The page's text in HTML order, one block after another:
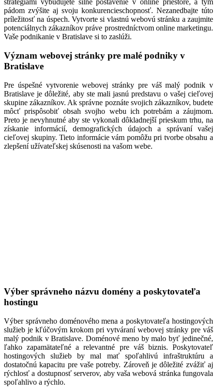
stratégiami vybudujete silné postavenie v online priestore, a tým
pádom zvýšite aj svoju konkurencieschopnosť. Nezanedbajte túto
príležitosť na úspech. Vytvorte si vlastnú webovú stránku a zaujmite
potenciálnych zákazníkov práve prostredníctvom online marketingu.
Vaše podnikanie v Bratislave si to zaslúži.
Význam webovej stránky pre malé podniky v
Bratislave
Pre úspešné vytvorenie webovej stránky pre váš malý podnik v
Bratislave je dôležité, aby ste mali jasnú predstavu o vašej cieľovej
skupine zákazníkov. Ak správne poznáte svojich zákazníkov, budete
môcť prispôsobiť obsah svojho webu ich potrebám a záujmom.
Preto je nevyhnutné aby ste vykonali dôkladnejší prieskum trhu, na
získanie informácií, demografických údajoch a správaní vašej
cieľovej skupiny. Tieto informácie vám pomôžu pri tvorbe obsahu a
zlepšení užívateľskej skúsenosti na vašom webe.
Výber správneho názvu domény a poskytovateľa
hostingu
Výber správneho doménového mena a poskytovateľa hostingových
služieb je kľúčovým krokom pri vytváraní webovej stránky pre váš
malý podnik v Bratislave. Doménové meno by malo byť jedinečné,
ľahko zapamätateľné a relevantné pre váš biznis. Poskytovateľ
hostingových služieb by mal mať spoľahlivú infraštruktúru a
dostatočnú kapacitu pre vaše potreby. Zároveň je dôležité zvážiť aj
rýchlosť a dostupnosť serverov, aby vaša webová stránka fungovala
spoľahlivo a rýchlo.